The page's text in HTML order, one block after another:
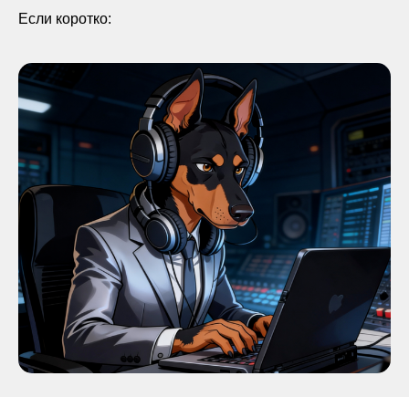
Если коротко: